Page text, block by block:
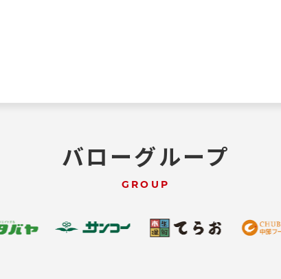
バローグループ
GROUP